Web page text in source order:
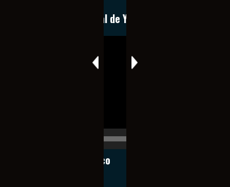
Conoce nuestro canal de YouTube
Notiexpress de México